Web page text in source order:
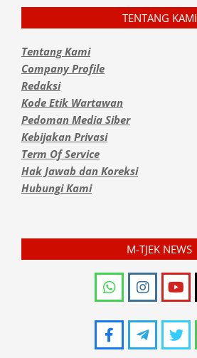
TENTANG KAMI
Tentang Kami
Company Profile
Redaksi
Kode Etik Wartawan
Pedoman Media Siber
Kebijakan Privasi
Term Of Service
Hak Jawab dan Koreksi
Hubungi Kami
M-TJEK NEWS